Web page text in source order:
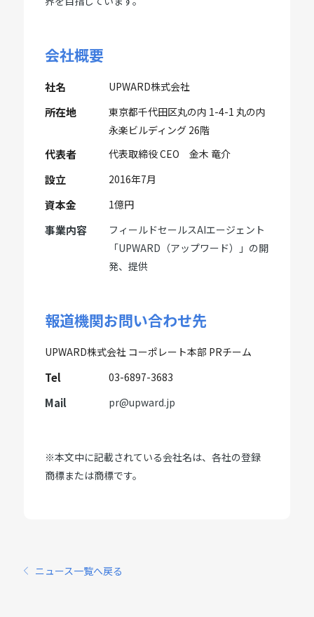
会社概要
社名 UPWARD株式会社
所在地
東京都千代田区丸の内 1-4-1 丸の内
永楽ビルディング 26階
代表者 代表取締役 CEO 金木 竜介
設立 2016年7月
資本金 1億円
事業内容
フィールドセールスAIエージェント
「UPWARD（アップワード）」の開
発、提供
報道機関お問い合わせ先
UPWARD株式会社 コーポレート本部 PRチーム
Tel 03-6897-3683
Mail pr@upward.jp
※本文中に記載されている会社名は、各社の登録
商標または商標です。
ニュース一覧へ戻る